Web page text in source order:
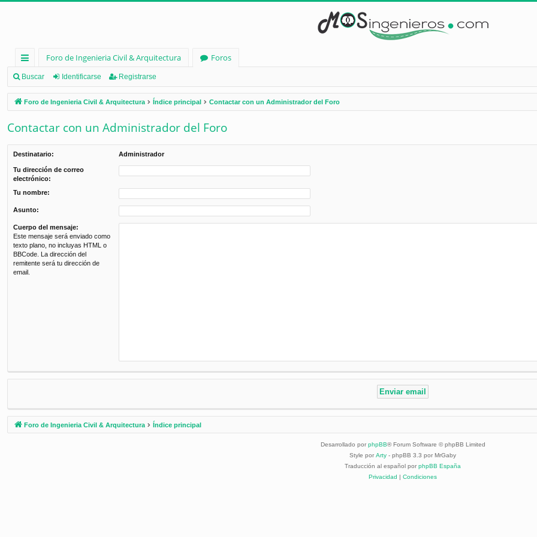
nl
ac
es
rá
pi
d
Foro de Ingenieria Civil & Arquitectura
Foros
Buscar Identificarse Registrarse
Foro de Ingenieria Civil & Arquitectura Índice principal Contactar con un Administrador del Foro
Contactar con un Administrador del Foro
Destinatario: Administrador
Tu dirección de correo
electrónico:
Tu nombre:
Asunto:
Cuerpo del mensaje:
Este mensaje será enviado como
texto plano, no incluyas HTML o
BBCode. La dirección del
remitente será tu dirección de
email.
Foro de Ingenieria Civil & Arquitectura Índice principal
Desarrollado por phpBB® Forum Software © phpBB Limited
Style por Arty - phpBB 3.3 por MrGaby
Traducción al español por phpBB España
Privacidad | Condiciones